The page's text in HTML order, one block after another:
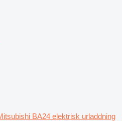
BA24 elektrisk urladdning